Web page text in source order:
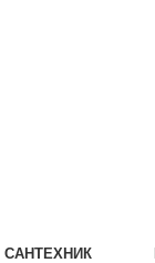
САНТЕХНИК